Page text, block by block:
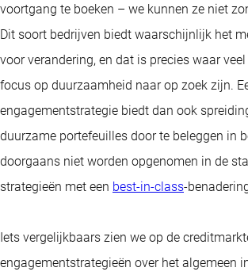
voortgang te boeken – we kunnen ze niet
Dit soort bedrijven biedt waarschijnlijk het
voor verandering, en dat is precies waar
focus op duurzaamheid naar op zoek zijn.
engagementstrategie biedt dan ook
duurzame portefeuilles door te beleggen in
doorgaans niet worden opgenomen in de
strategieën met een best-in-class-
Iets vergelijkbaars zien we op de
engagementstrategieën over het algemeen